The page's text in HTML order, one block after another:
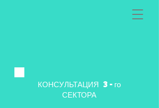
КОНСУЛЬТАЦИЯ 3-го
СЕКТОРА